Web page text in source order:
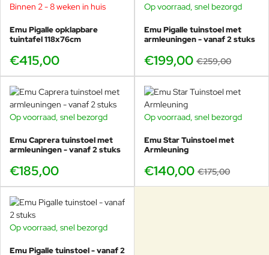
prettig werkt
In de horeca wil je een tafel die compact is, maar niet te klein
oogt. Ø80cm is daarin een sweet spot. Je kunt tafels
efficiënt plaatsen, ze zijn makkelijk te combineren tot
grotere opstellingen en het ronde blad voelt gastvrij en
gezellig. Met Pigalle of Caprera stoelen creëer je een
Bestel de Pigalle ronde tuintafel
Ø80cm bij Veurst
Bij Veurst bestel je de Pigalle Ø80cm met zekerheid:
deskundig advies, een enorme voorraad en vaak de snelste
Binnen 2 - 8 weken in huis
Emu Pigalle opklapbare
tuintafel 118x76cm
€415,00
-23%
Op voorraad, snel bezorgd
Emu Pigalle tuinstoel met
armleuningen - vanaf 2 stuks
€199,00 €259,00
Op voorraad, snel bezorgd
Emu Caprera tuinstoel met
armleuningen - vanaf 2 stuks
€185,00
-20%
Op voorraad, snel bezorgd
Emu Star Tuinstoel met
Armleuning
€140,00 €175,00
-18%
Op voorraad, snel bezorgd
Emu Pigalle tuinstoel - vanaf 2